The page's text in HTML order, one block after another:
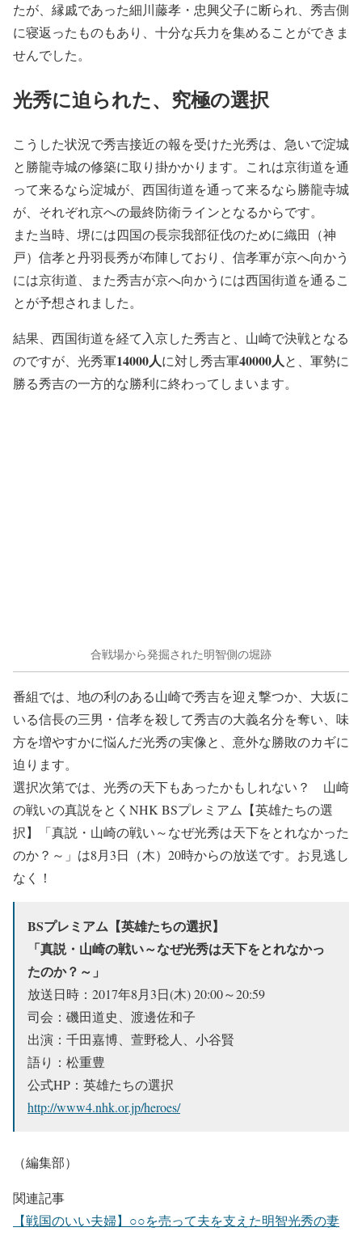
たが、縁戚であった細川藤孝・忠興父子に断られ、秀吉側
に寝返ったものもあり、十分な兵力を集めることができま
せんでした。
光秀に迫られた、究極の選択
こうした状況で秀吉接近の報を受けた光秀は、急いで淀城
と勝龍寺城の修築に取り掛かかります。これは京街道を通
って来るなら淀城が、西国街道を通って来るなら勝龍寺城
が、それぞれ京への最終防衛ラインとなるからです。
また当時、堺には四国の長宗我部征伐のために織田（神
戸）信孝と丹羽長秀が布陣しており、信孝軍が京へ向かう
には京街道、また秀吉が京へ向かうには西国街道を通るこ
とが予想されました。
結果、西国街道を経て入京した秀吉と、山崎で決戦となる
のですが、光秀軍14000人に対し秀吉軍40000人と、軍勢に
勝る秀吉の一方的な勝利に終わってしまいます。
合戦場から発掘された明智側の堀跡
番組では、地の利のある山崎で秀吉を迎え撃つか、大坂に
いる信長の三男・信孝を殺して秀吉の大義名分を奪い、味
方を増やすかに悩んだ光秀の実像と、意外な勝敗のカギに
迫ります。
選択次第では、光秀の天下もあったかもしれない？ 山崎
の戦いの真説をとくNHK BSプレミアム【英雄たちの選
択】「真説・山崎の戦い～なぜ光秀は天下をとれなかった
のか？～」は8月3日（木）20時からの放送です。お見逃し
なく！
BSプレミアム【英雄たちの選択】
「真説・山崎の戦い～なぜ光秀は天下をとれなかっ
たのか？～」
放送日時：2017年8月3日(木) 20:00～20:59
司会：磯田道史、渡邊佐和子
出演：千田嘉博、萱野稔人、小谷賢
語り：松重豊
公式HP：英雄たちの選択
http://www4.nhk.or.jp/heroes/
（編集部）
関連記事
【戦国のいい夫婦】○○を売って夫を支えた明智光秀の妻